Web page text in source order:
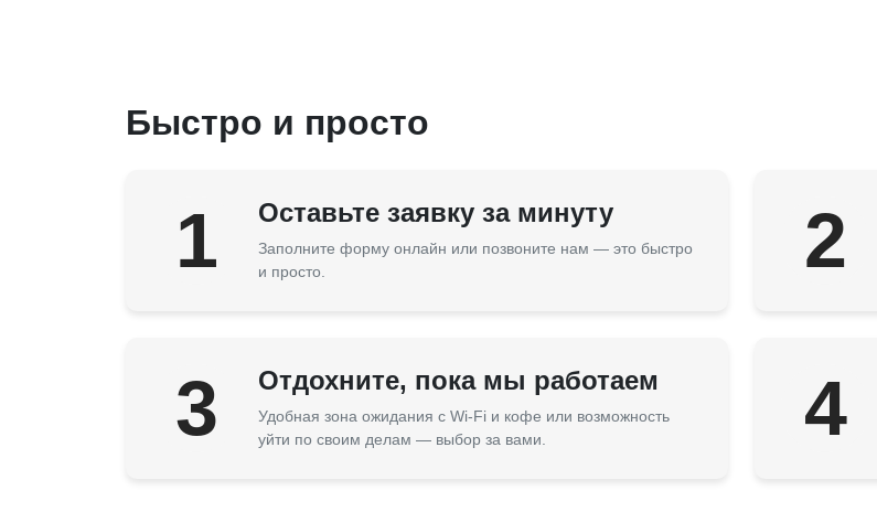
Быстро и просто
1 Оставьте заявку за минуту
Заполните форму онлайн или позвоните нам — это быстро
и просто.
2
3 Отдохните, пока мы работаем
Удобная зона ожидания с Wi-Fi и кофе или возможность
уйти по своим делам — выбор за вами.
4